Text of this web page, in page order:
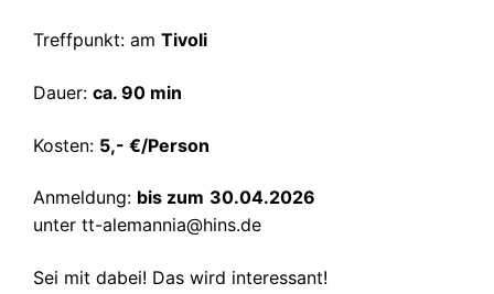
Treffpunkt: am Tivoli
Dauer: ca. 90 min
Kosten: 5,- €/Person
Anmeldung: bis zum 30.04.2026
unter tt-alemannia@hins.de
Sei mit dabei! Das wird interessant!